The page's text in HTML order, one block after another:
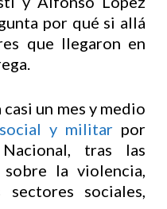
por qué si allá
que llegaron en
un mes y medio
y militar por
tras las
la violencia,
sociales,